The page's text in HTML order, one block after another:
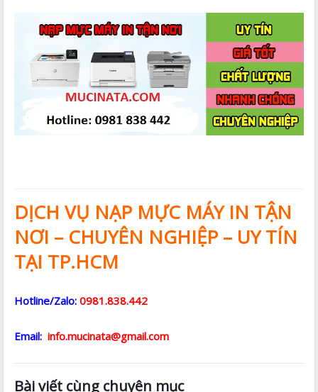
DỊCH VỤ NẠP MỰC MÁY IN TẬN
NƠI – CHUYÊN NGHIỆP – UY TÍN
TẠI TP.HCM
Hotline/Zalo: 0981.838.442
Email: info.mucinata@gmail.com
Bài viết cùng chuyên mục